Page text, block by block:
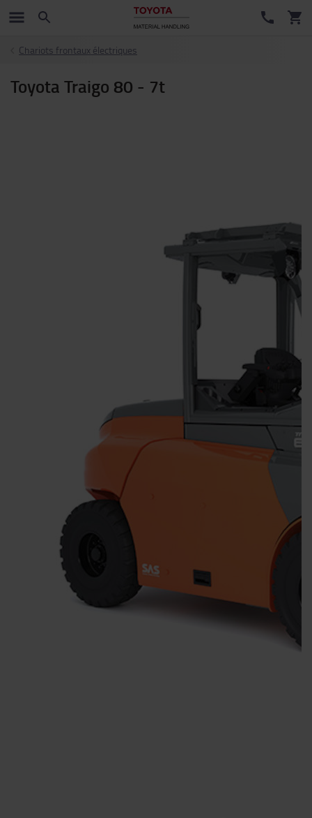
Chariots frontaux électriques
Toyota Traigo 80 - 7t